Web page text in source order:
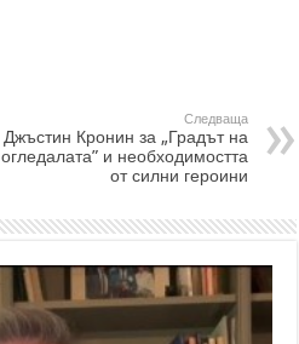
Следваща
Джъстин Кронин за „Градът на
огледалата” и необходимостта
от силни героини